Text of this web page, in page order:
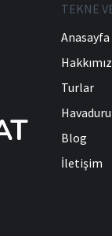
TEKNE
Anasayfa
Turlar
Blog
İletişim